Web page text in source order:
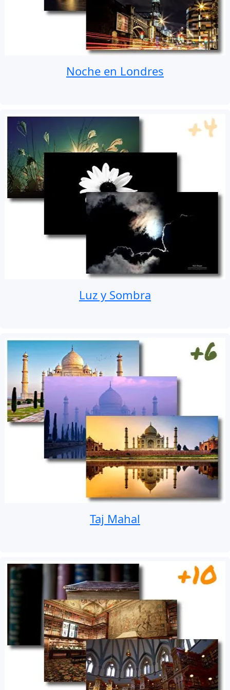
Noche en Londres
Luz y Sombra
Taj Mahal